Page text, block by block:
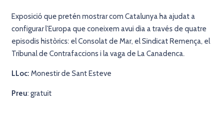
Exposició que pretén mostrar com Catalunya ha ajudat a
configurar l’Europa que coneixem avui dia a través de quatre
episodis històrics: el Consolat de Mar, el Sindicat Remença, el
Tribunal de Contrafaccions i la vaga de La Canadenca.
LLoc: Monestir de Sant Esteve
Preu: gratuit